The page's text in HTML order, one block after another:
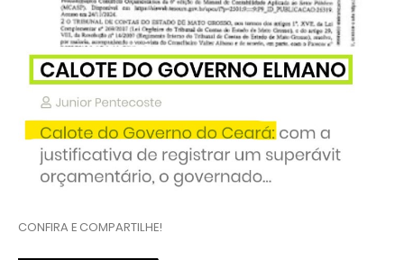
CONFIRA E COMPARTILHE!